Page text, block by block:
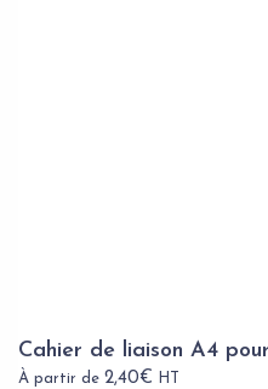
Cahier de liaison A4
À partir de 2,40€ HT